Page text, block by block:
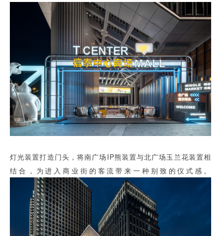
灯光装置打造门头，将南广场IP熊装置与北广场玉兰花装置相
结合，为进入商业街的客流带来一种别致的仪式感。